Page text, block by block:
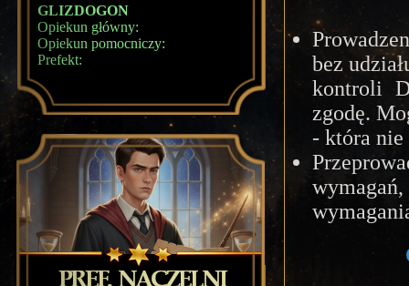
GLIZDOGON
Opiekun główny:
Opiekun pomocniczy:
Prefekt:
bez
kontroli
zgodę.
- która nie